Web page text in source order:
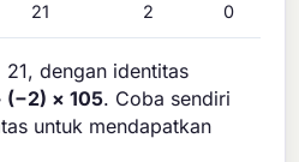
21 2 0
dengan identitas
(−2) × 105. Coba sendiri
untuk mendapatkan